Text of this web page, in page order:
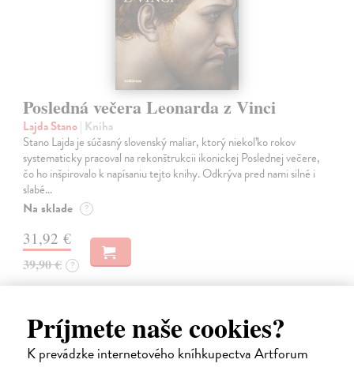
Príjmete naše cookies?
K prevádzke internetového kníhkupectva Artforum
Posledná večera Leonarda z Vinci
Lajda Stano| Kniha
Stano Lajda je súčasný slovenský maliar, ktorý niekoľko rokov
systematicky pracoval na rekonštrukcii ikonickej Poslednej večere,
čo ho inšpirovalo k napísaniu tejto knihy. Odkrýva pred nami silné i
slabé…
Na sklade ?
31,92 €
39,90 € ?
na sklade